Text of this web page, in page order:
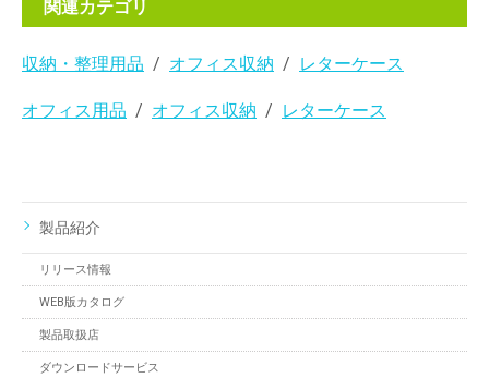
関連カテゴリ
収納・整理用品 オフィス収納 レターケース
オフィス用品 オフィス収納 レターケース
製品紹介
リリース情報
WEB版カタログ
製品取扱店
ダウンロードサービス